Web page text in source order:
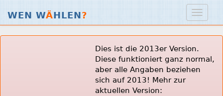
WEN WÄHLEN?
Dies ist die 2013er Version.
Diese funktioniert ganz normal,
aber alle Angaben beziehen
sich auf 2013! Mehr zur
aktuellen Version: